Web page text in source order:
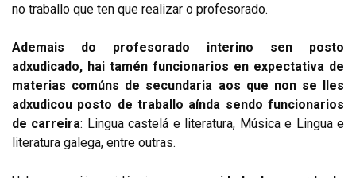
no traballo que ten que realizar o profesorado.
Ademais do profesorado interino sen posto
adxudicado, hai tamén funcionarios en expectativa de
materias comúns de secundaria aos que non se lles
adxudicou posto de traballo aínda sendo funcionarios
de carreira: Lingua castelá e literatura, Música e Lingua e
literatura galega, entre outras.